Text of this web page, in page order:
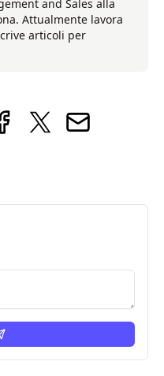
and Sales alla
Attualmente lavora
articoli per